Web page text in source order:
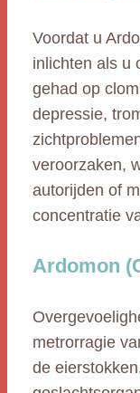
Voordat u
inlichten als u
gehad op
depressie,
veroorzaken,
autorijden of
concentratie
Ardomon
metrorragie
de